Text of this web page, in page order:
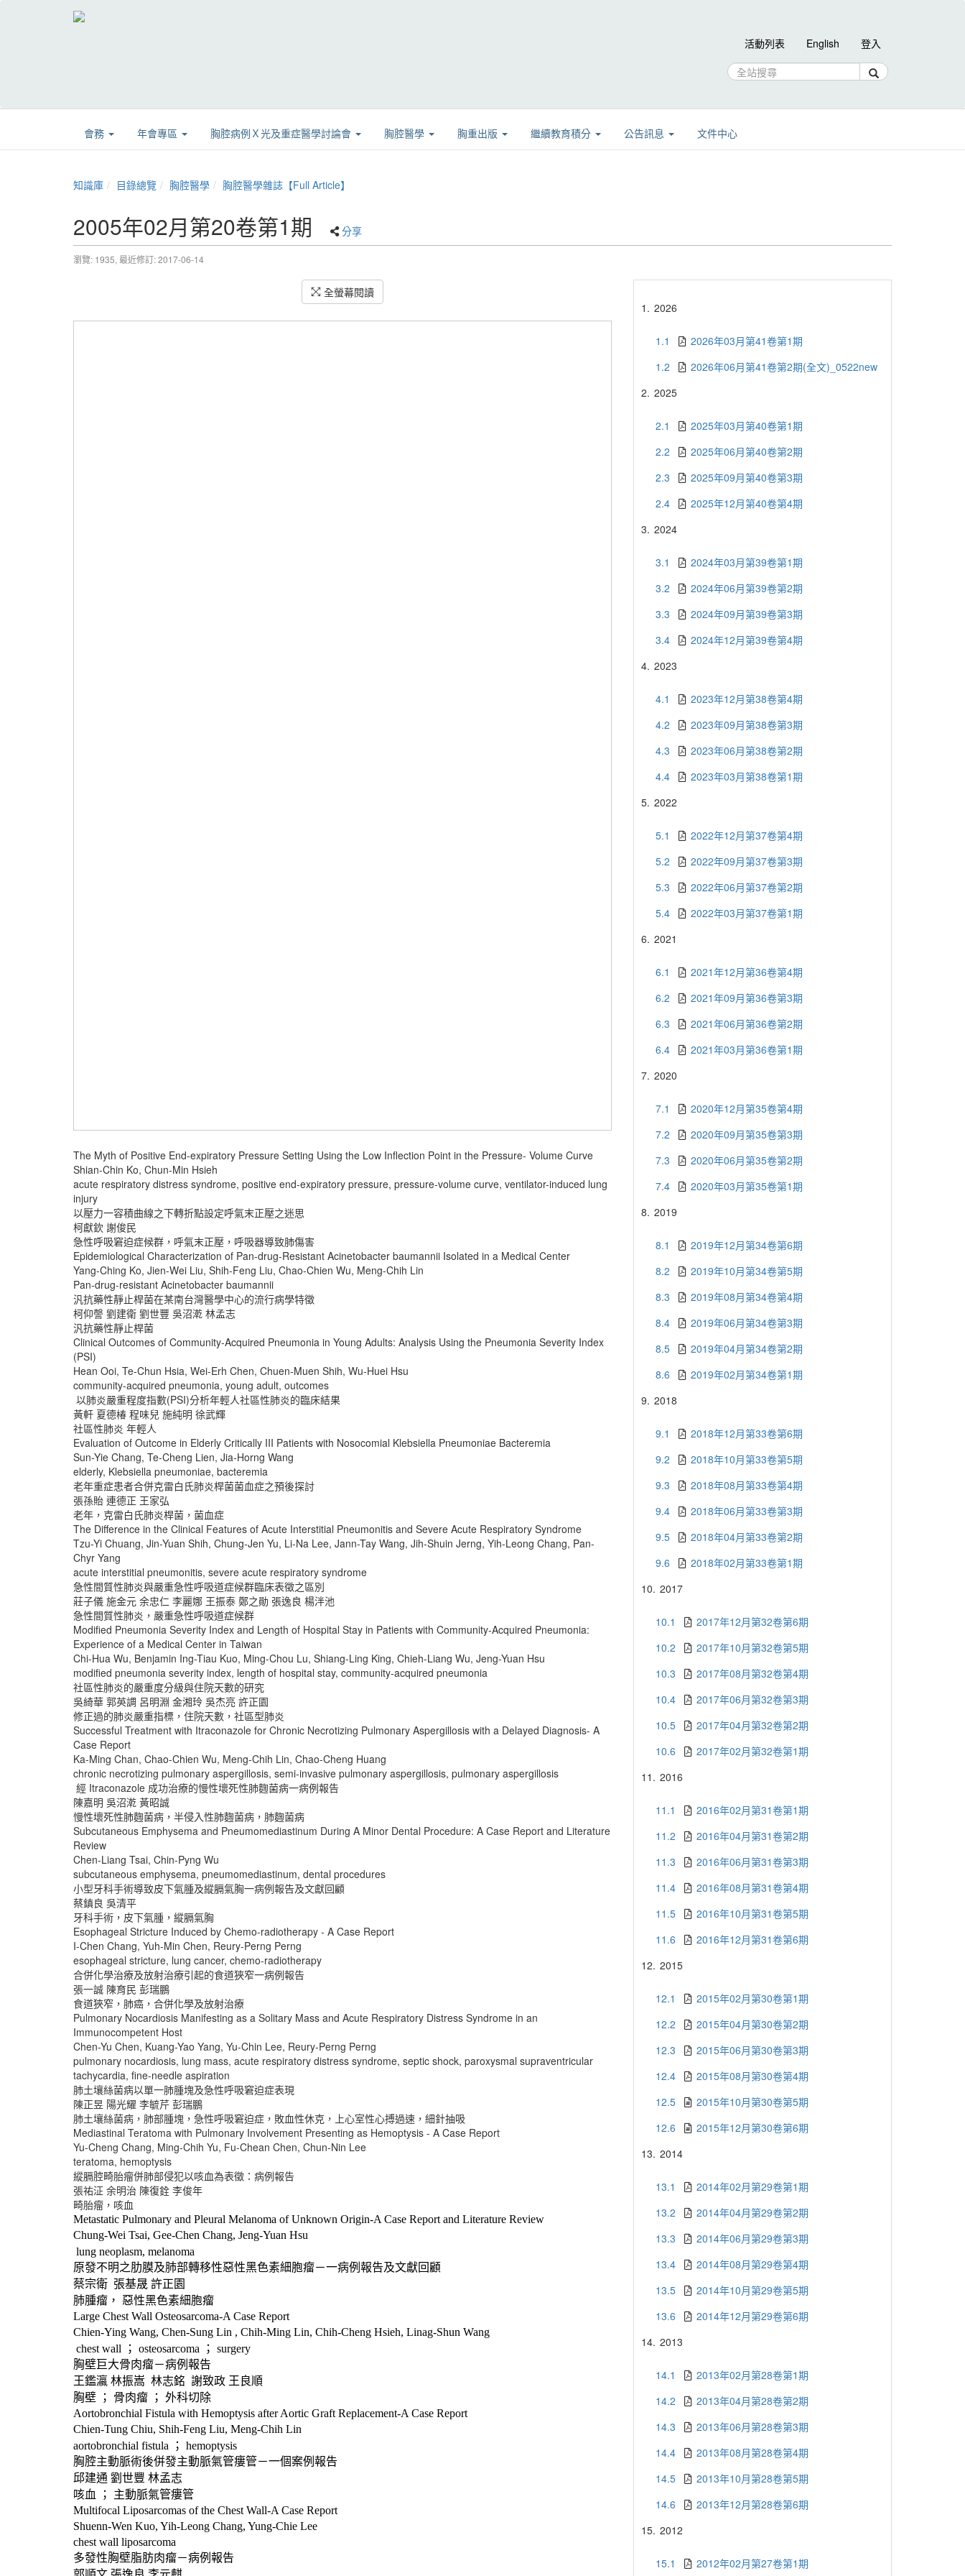
活動列表 English 登入
會務 年會專區 胸腔病例Ｘ光及重症醫學討論會 胸腔醫學 胸重出版 繼續教育積分 公告訊息 文件中心
知識庫 目錄總覽 胸腔醫學 胸腔醫學雜誌【Full Article】
2005年02月第20卷第1期 分享
瀏覽: 1935, 最近修訂: 2017-06-14
全螢幕閱讀
The Myth of Positive End-expiratory Pressure Setting Using the Low Inflection Point in the Pressure- Volume Curve
Shian-Chin Ko, Chun-Min Hsieh
acute respiratory distress syndrome, positive end-expiratory pressure, pressure-volume curve, ventilator-induced lung
injury
以壓力一容積曲線之下轉折點設定呼氣末正壓之迷思
柯獻欽 謝俊民
急性呼吸窘迫症候群，呼氣末正壓，呼吸器導致肺傷害
Epidemiological Characterization of Pan-drug-Resistant Acinetobacter baumannii Isolated in a Medical Center
Yang-Ching Ko, Jien-Wei Liu, Shih-Feng Liu, Chao-Chien Wu, Meng-Chih Lin
Pan-drug-resistant Acinetobacter baumannii
汎抗藥性靜止桿菌在某南台灣醫學中心的流行病學特徵
柯仰謦 劉建衛 劉世豐 吳沼漧 林孟志
汎抗藥性靜止桿菌
Clinical Outcomes of Community-Acquired Pneumonia in Young Adults: Analysis Using the Pneumonia Severity Index
(PSI)
Hean Ooi, Te-Chun Hsia, Wei-Erh Chen, Chuen-Muen Shih, Wu-Huei Hsu
community-acquired pneumonia, young adult, outcomes
以肺炎嚴重程度指數(PSI)分析年輕人社區性肺炎的臨床結果
黃軒 夏德椿 程味兒 施純明 徐武輝
社區性肺炎 年輕人
Evaluation of Outcome in Elderly Critically III Patients with Nosocomial Klebsiella Pneumoniae Bacteremia
Sun-Yie Chang, Te-Cheng Lien, Jia-Horng Wang
elderly, Klebsiella pneumoniae, bacteremia
老年重症患者合併克雷白氏肺炎桿菌菌血症之預後探討
張孫貽 連德正 王家弘
老年，克雷白氏肺炎桿菌，菌血症
The Difference in the Clinical Features of Acute Interstitial Pneumonitis and Severe Acute Respiratory Syndrome
Tzu-Yi Chuang, Jin-Yuan Shih, Chung-Jen Yu, Li-Na Lee, Jann-Tay Wang, Jih-Shuin Jerng, Yih-Leong Chang, Pan-
Chyr Yang
acute interstitial pneumonitis, severe acute respiratory syndrome
急性間質性肺炎與嚴重急性呼吸道症候群臨床表徵之區別
莊子儀 施金元 余忠仁 李麗娜 王振泰 鄭之勛 張逸良 楊泮池
急性間質性肺炎，嚴重急性呼吸道症候群
Modified Pneumonia Severity Index and Length of Hospital Stay in Patients with Community-Acquired Pneumonia:
Experience of a Medical Center in Taiwan
Chi-Hua Wu, Benjamin Ing-Tiau Kuo, Ming-Chou Lu, Shiang-Ling King, Chieh-Liang Wu, Jeng-Yuan Hsu
modified pneumonia severity index, length of hospital stay, community-acquired pneumonia
社區性肺炎的嚴重度分級與住院天數的研究
吳綺華 郭英調 呂明淵 金湘玲 吳杰亮 許正園
修正過的肺炎嚴重指標，住院天數，社區型肺炎
Successful Treatment with Itraconazole for Chronic Necrotizing Pulmonary Aspergillosis with a Delayed Diagnosis- A
Case Report
Ka-Ming Chan, Chao-Chien Wu, Meng-Chih Lin, Chao-Cheng Huang
chronic necrotizing pulmonary aspergillosis, semi-invasive pulmonary aspergillosis, pulmonary aspergillosis
經 Itraconazole 成功治療的慢性壞死性肺麴菌病一病例報告
陳嘉明 吳沼漧 黃昭誠
慢性壞死性肺麴菌病，半侵入性肺麴菌病，肺麴菌病
Subcutaneous Emphysema and Pneumomediastinum During A Minor Dental Procedure: A Case Report and Literature
Review
Chen-Liang Tsai, Chin-Pyng Wu
subcutaneous emphysema, pneumomediastinum, dental procedures
小型牙科手術導致皮下氣腫及縱膈氣胸一病例報告及文獻回顧
蔡鎮良 吳清平
牙科手術，皮下氣腫，縱膈氣胸
Esophageal Stricture Induced by Chemo-radiotherapy - A Case Report
I-Chen Chang, Yuh-Min Chen, Reury-Perng Perng
esophageal stricture, lung cancer, chemo-radiotherapy
合併化學治療及放射治療引起的食道狹窄一病例報告
張一誠 陳育民 彭瑞鵬
食道狹窄，肺癌，合併化學及放射治療
Pulmonary Nocardiosis Manifesting as a Solitary Mass and Acute Respiratory Distress Syndrome in an
Immunocompetent Host
Chen-Yu Chen, Kuang-Yao Yang, Yu-Chin Lee, Reury-Perng Perng
pulmonary nocardiosis, lung mass, acute respiratory distress syndrome, septic shock, paroxysmal supraventricular
tachycardia, fine-needle aspiration
肺土壤絲菌病以單一肺腫塊及急性呼吸窘迫症表現
陳正昱 陽光耀 李毓芹 彭瑞鵬
肺土壤絲菌病，肺部腫塊，急性呼吸窘迫症，敗血性休克，上心室性心搏過速，細針抽吸
Mediastinal Teratoma with Pulmonary Involvement Presenting as Hemoptysis - A Case Report
Yu-Cheng Chang, Ming-Chih Yu, Fu-Chean Chen, Chun-Nin Lee
teratoma, hemoptysis
縱膈腔畸胎瘤併肺部侵犯以咳血為表徵：病例報告
張祐泟 余明治 陳復銓 李俊年
畸胎瘤，咳血
Metastatic Pulmonary and Pleural Melanoma of Unknown Origin-A Case Report and Literature Review
Chung-Wei Tsai, Gee-Chen Chang, Jeng-Yuan Hsu
lung neoplasm, melanoma
原發不明之肋膜及肺部轉移性惡性黑色素細胞瘤－一病例報告及文獻回顧
蔡宗衛 張基晟 許正園
肺腫瘤， 惡性黑色素細胞瘤
Large Chest Wall Osteosarcoma-A Case Report
Chien-Ying Wang, Chen-Sung Lin , Chih-Ming Lin, Chih-Cheng Hsieh, Linag-Shun Wang
chest wall
； osteosarcoma ； surgery
胸壁巨大骨肉瘤－病例報告
王鑑瀛 林振嵩 林志銘 謝致政 王良順
胸壁
； 骨肉瘤 ； 外科切除
Aortobronchial Fistula with Hemoptysis after Aortic Graft Replacement-A Case Report
Chien-Tung Chiu, Shih-Feng Liu, Meng-Chih Lin
aortobronchial fistula
； hemoptysis
胸腔主動脈術後併發主動脈氣管瘻管－一個案例報告
邱建通 劉世豐 林孟志
咳血
；
主動脈氣管瘻管
Multifocal Liposarcomas of the Chest Wall-A Case Report
Shuenn-Wen Kuo, Yih-Leong Chang, Yung-Chie Lee
chest wall liposarcoma
多發性胸壁脂肪肉瘤－病例報告
1. 2026
1.1
2026年03月第41卷第1期
1.2
2026年06月第41卷第2期(全文)_0522new
2. 2025
2.1
2025年03月第40卷第1期
2.2
2025年06月第40卷第2期
2.3
2025年09月第40卷第3期
2.4
2025年12月第40卷第4期
3. 2024
3.1
2024年03月第39卷第1期
3.2
2024年06月第39卷第2期
3.3
2024年09月第39卷第3期
3.4
2024年12月第39卷第4期
4. 2023
4.1
2023年12月第38卷第4期
4.2
2023年09月第38卷第3期
4.3
2023年06月第38卷第2期
4.4
2023年03月第38卷第1期
5. 2022
5.1
2022年12月第37卷第4期
5.2
2022年09月第37卷第3期
5.3
2022年06月第37卷第2期
5.4
2022年03月第37卷第1期
6. 2021
6.1
2021年12月第36卷第4期
6.2
2021年09月第36卷第3期
6.3
2021年06月第36卷第2期
6.4
2021年03月第36卷第1期
7. 2020
7.1
2020年12月第35卷第4期
7.2
2020年09月第35卷第3期
7.3
2020年06月第35卷第2期
7.4
2020年03月第35卷第1期
8. 2019
8.1
2019年12月第34卷第6期
8.2
2019年10月第34卷第5期
8.3
2019年08月第34卷第4期
8.4
2019年06月第34卷第3期
8.5
2019年04月第34卷第2期
8.6
2019年02月第34卷第1期
9. 2018
9.1
2018年12月第33卷第6期
9.2
2018年10月第33卷第5期
9.3
2018年08月第33卷第4期
9.4
2018年06月第33卷第3期
9.5
2018年04月第33卷第2期
9.6
2018年02月第33卷第1期
10. 2017
10.1
2017年12月第32卷第6期
10.2
2017年10月第32卷第5期
10.3
2017年08月第32卷第4期
10.4
2017年06月第32卷第3期
10.5
2017年04月第32卷第2期
10.6
2017年02月第32卷第1期
11. 2016
11.1
2016年02月第31卷第1期
11.2
2016年04月第31卷第2期
11.3
2016年06月第31卷第3期
11.4
2016年08月第31卷第4期
11.5
2016年10月第31卷第5期
11.6
2016年12月第31卷第6期
12. 2015
12.1
2015年02月第30卷第1期
12.2
2015年04月第30卷第2期
12.3
2015年06月第30卷第3期
12.4
2015年08月第30卷第4期
12.5
2015年10月第30卷第5期
12.6
2015年12月第30卷第6期
13. 2014
13.1
2014年02月第29卷第1期
13.2
2014年04月第29卷第2期
13.3
2014年06月第29卷第3期
13.4
2014年08月第29卷第4期
13.5
2014年10月第29卷第5期
13.6
2014年12月第29卷第6期
14. 2013
14.1
2013年02月第28卷第1期
14.2
2013年04月第28卷第2期
14.3
2013年06月第28卷第3期
14.4
2013年08月第28卷第4期
14.5
2013年10月第28卷第5期
14.6
2013年12月第28卷第6期
15. 2012
15.1 2012年02月第27卷第1期